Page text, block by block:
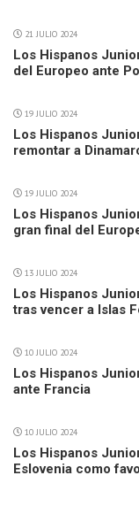
21 JULIO 2024
Los Hispanos
del Europeo ante
19 JULIO 2024
Los Hispanos
remontar a
19 JULIO 2024
Los Hispanos
gran final del
13 JULIO 2024
Los Hispanos
tras vencer a Islas
10 JULIO 2024
Los Hispanos
ante Francia
10 JULIO 2024
Los Hispanos
Eslovenia como